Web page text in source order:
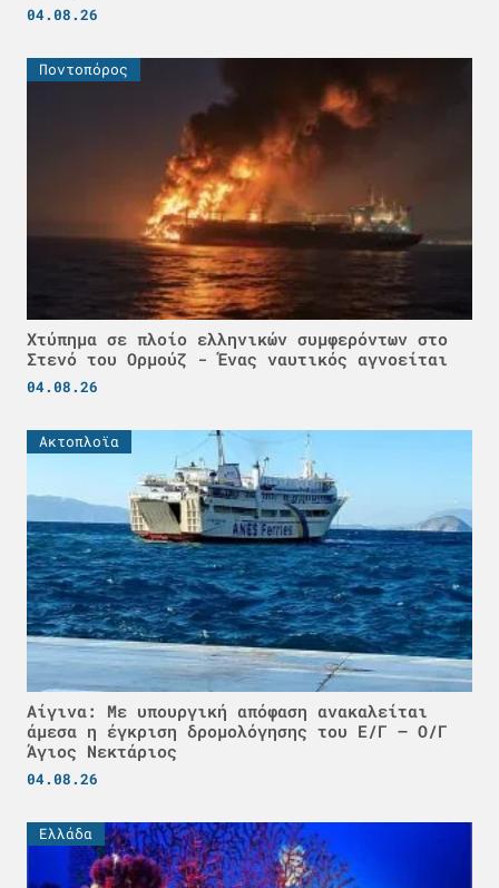
04.08.26
Ποντοπόρος
Χτύπημα σε πλοίο ελληνικών συμφερόντων στο
Στενό του Ορμούζ - Ένας ναυτικός αγνοείται
04.08.26
Ακτοπλοϊα
Αίγινα: Με υπουργική απόφαση ανακαλείται
άμεσα η έγκριση δρομολόγησης του Ε/Γ – Ο/Γ
Άγιος Νεκτάριος
04.08.26
Ελλάδα